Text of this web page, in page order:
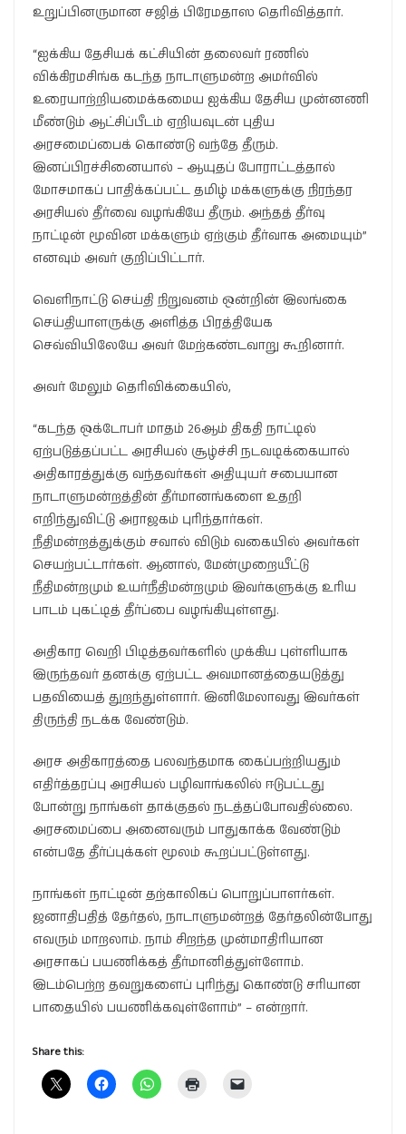
உறுப்பினருமான சஜித் பிரேமதாஸ தெரிவித்தார்.
“ஐக்கிய தேசியக் கட்சியின் தலைவர் ரணில்
விக்கிரமசிங்க கடந்த நாடாளுமன்ற அமர்வில்
உரையாற்றியமைக்கமைய ஐக்கிய தேசிய முன்னணி
மீண்டும் ஆட்சிப்பீடம் ஏறியவுடன் புதிய
அரசமைப்பைக் கொண்டு வந்தே தீரும்.
இனப்பிரச்சினையால் – ஆயுதப் போராட்டத்தால்
மோசமாகப் பாதிக்கப்பட்ட தமிழ் மக்களுக்கு நிரந்தர
அரசியல் தீர்வை வழங்கியே தீரும். அந்தத் தீர்வு
நாட்டின் மூவின மக்களும் ஏற்கும் தீர்வாக அமையும்”
எனவும் அவர் குறிப்பிட்டார்.
வெளிநாட்டு செய்தி நிறுவனம் ஒன்றின் இலங்கை
செய்தியாளருக்கு அளித்த பிரத்தியேக
செவ்வியிலேயே அவர் மேற்கண்டவாறு கூறினார்.
அவர் மேலும் தெரிவிக்கையில்,
“கடந்த ஒக்டோபர் மாதம் 26ஆம் திகதி நாட்டில்
ஏற்படுத்தப்பட்ட அரசியல் சூழ்ச்சி நடவடிக்கையால்
அதிகாரத்துக்கு வந்தவர்கள் அதியுயர் சபையான
நாடாளுமன்றத்தின் தீர்மானங்களை உதறி
எறிந்துவிட்டு அராஜகம் புரிந்தார்கள்.
நீதிமன்றத்துக்கும் சவால் விடும் வகையில் அவர்கள்
செயற்பட்டார்கள். ஆனால், மேன்முறையீட்டு
நீதிமன்றமும் உயர்நீதிமன்றமும் இவர்களுக்கு உரிய
பாடம் புகட்டித் தீர்ப்பை வழங்கியுள்ளது.
அதிகார வெறி பிடித்தவர்களில் முக்கிய புள்ளியாக
இருந்தவர் தனக்கு ஏற்பட்ட அவமானத்தையடுத்து
பதவியைத் துறந்துள்ளார். இனிமேலாவது இவர்கள்
திருந்தி நடக்க வேண்டும்.
அரச அதிகாரத்தை பலவந்தமாக கைப்பற்றியதும்
எதிர்த்தரப்பு அரசியல் பழிவாங்கலில் ஈடுபட்டது
போன்று நாங்கள் தாக்குதல் நடத்தப்போவதில்லை.
அரசமைப்பை அனைவரும் பாதுகாக்க வேண்டும்
என்பதே தீர்ப்புக்கள் மூலம் கூறப்பட்டுள்ளது.
நாங்கள் நாட்டின் தற்காலிகப் பொறுப்பாளர்கள்.
ஜனாதிபதித் தேர்தல், நாடாளுமன்றத் தேர்தலின்போது
எவரும் மாறலாம். நாம் சிறந்த முன்மாதிரியான
அரசாகப் பயணிக்கத் தீர்மானித்துள்ளோம்.
இடம்பெற்ற தவறுகளைப் புரிந்து கொண்டு சரியான
பாதையில் பயணிக்கவுள்ளோம்” – என்றார்.
Share this: